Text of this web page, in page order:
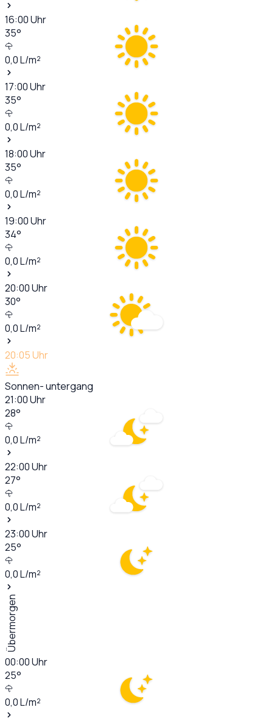
16:00Uhr
35°
0,0L/m²
17:00Uhr
35°
0,0L/m²
18:00Uhr
35°
0,0L/m²
19:00Uhr
34°
0,0L/m²
20:00Uhr
30°
0,0L/m²
20:05Uhr
Sonnen- untergang
21:00Uhr
28°
0,0L/m²
22:00Uhr
27°
0,0L/m²
23:00Uhr
25°
0,0L/m²
Übermorgen
00:00Uhr
25°
0,0L/m²